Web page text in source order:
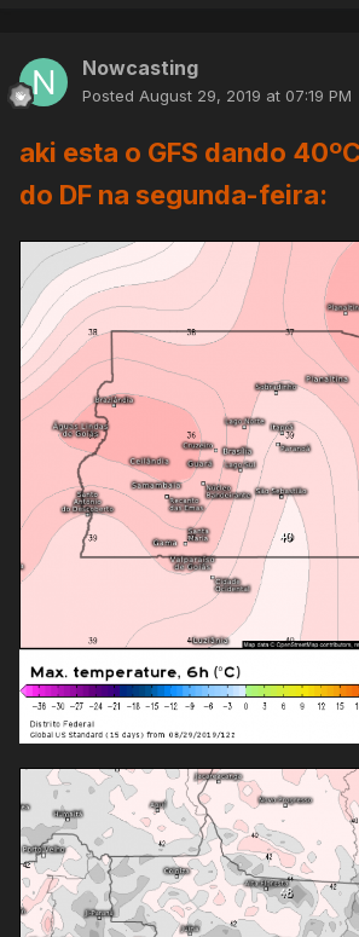
Nowcasting
Posted August 29, 2019 at 07:19 PM
aki esta o GFS dando
do DF na segunda-feira: